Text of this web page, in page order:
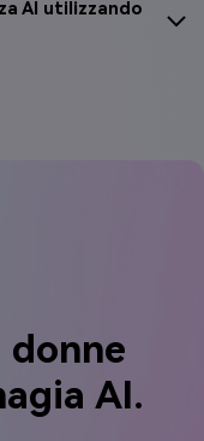
AI utilizzando
AI.